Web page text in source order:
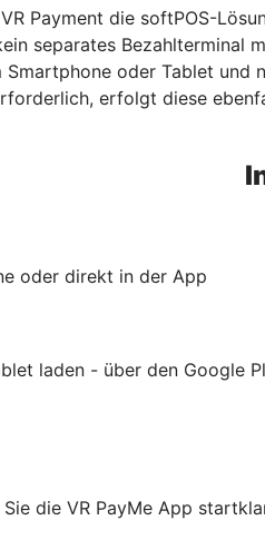
Payment die softPOS-
separates Bezahlterminal
oder Tablet und
erfolgt diese
oder direkt in der App
laden - über den Google
die VR PayMe App